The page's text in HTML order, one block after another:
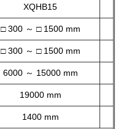
XQHB15
□ 300 ～ □ 1500 mm
□ 300 ～ □ 1500 mm
6000 ～ 15000 mm
19000 mm
1400 mm